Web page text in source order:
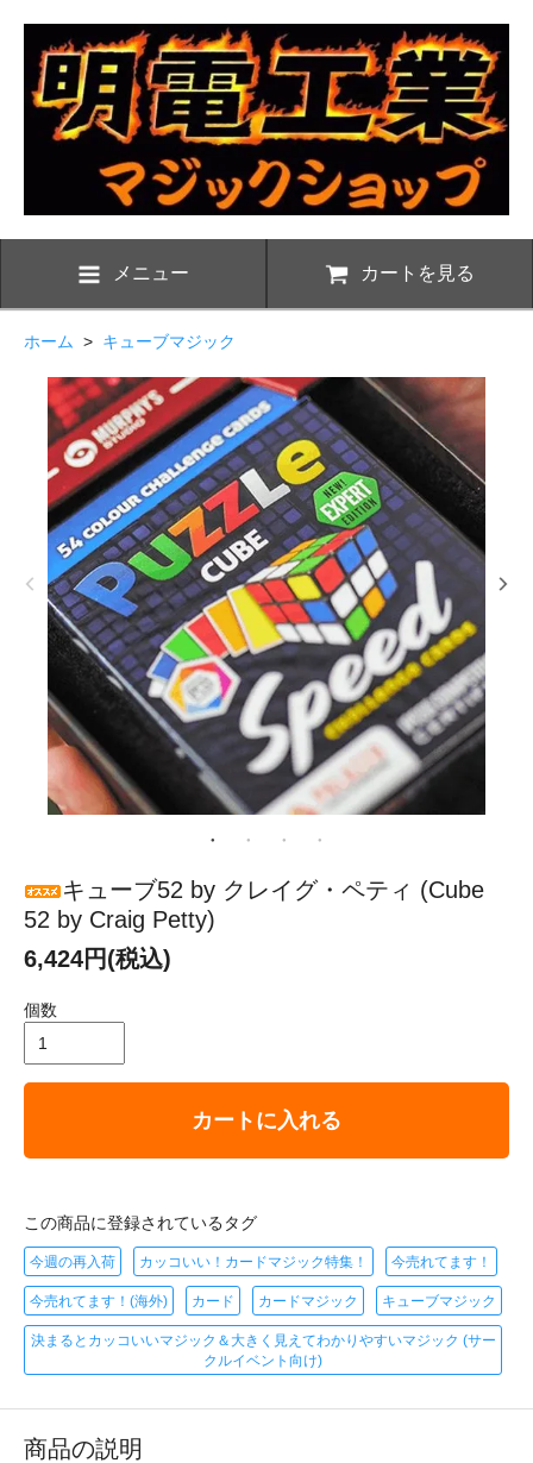
メニュー カートを見る
ホーム > キューブマジック
キューブ52 by クレイグ・ペティ (Cube
52 by Craig Petty)
6,424円(税込)
個数
カートに入れる
この商品に登録されているタグ
今週の再入荷 カッコいい！カードマジック特集！ 今売れてます！
今売れてます！(海外) カード カードマジック キューブマジック
決まるとカッコいいマジック＆大きく見えてわかりやすいマジック (サー
クルイベント向け)
商品の説明